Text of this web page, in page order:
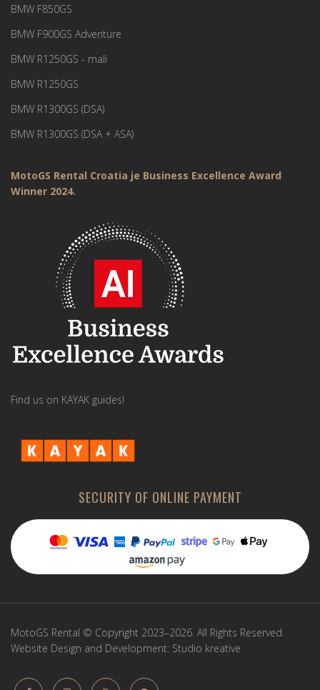
BMW F850GS
BMW F900GS Adventure
BMW R1250GS - mali
BMW R1250GS
BMW R1300GS (DSA)
BMW R1300GS (DSA + ASA)
MotoGS Rental Croatia je Business Excellence Award
Winner 2024.
Find us on KAYAK guides!
SECURITY OF ONLINE PAYMENT
MotoGS Rental © Copyright 2023–2026. All Rights Reserved.
Website Design and Development: Studio kreative